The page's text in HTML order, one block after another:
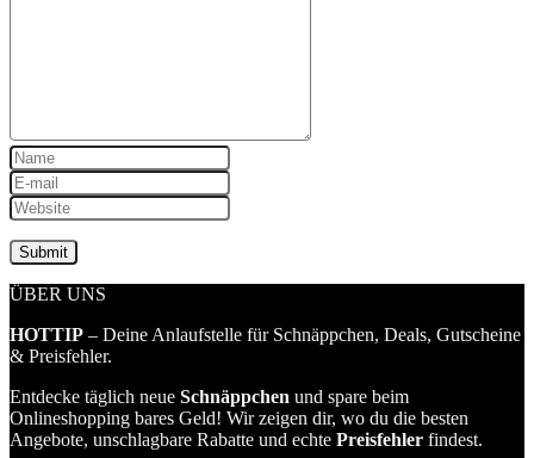
ÜBER UNS
HOTTIP – Deine Anlaufstelle für Schnäppchen, Deals, Gutscheine
& Preisfehler.
Entdecke täglich neue Schnäppchen und spare beim
Onlineshopping bares Geld! Wir zeigen dir, wo du die besten
Angebote, unschlagbare Rabatte und echte Preisfehler findest.